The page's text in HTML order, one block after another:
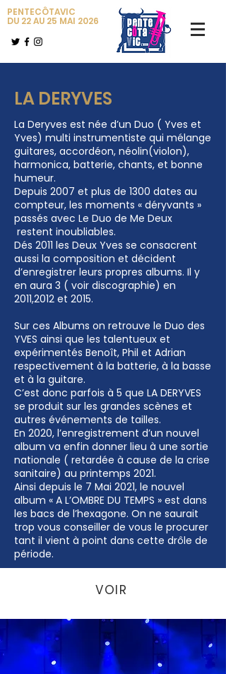
PENTECÔTAVIC
DU 22 AU 25 MAI 2026
LA DERYVES
La Deryves est née d’un Duo ( Yves et
Yves) multi instrumentiste qui mélange
guitares, accordéon, néolin(violon),
harmonica, batterie, chants, et bonne
humeur.
Depuis 2007 et plus de 1300 dates au
compteur, les moments « déryvants »
passés avec Le Duo de Me Deux
restent inoubliables.
Dés 2011 les Deux Yves se consacrent
aussi la composition et décident
d’enregistrer leurs propres albums. Il y
en aura 3 ( voir discographie) en
2011,2012 et 2015.
Sur ces Albums on retrouve le Duo des
YVES ainsi que les talentueux et
expérimentés Benoît, Phil et Adrian
respectivement à la batterie, à la basse
et à la guitare.
C’est donc parfois à 5 que LA DERYVES
se produit sur les grandes scènes et
autres événements de tailles.
En 2020, l’enregistrement d’un nouvel
album va enfin donner lieu à une sortie
nationale ( retardée à cause de la crise
sanitaire) au printemps 2021.
Ainsi depuis le 7 Mai 2021, le nouvel
album « A L’OMBRE DU TEMPS » est dans
les bacs de l’hexagone. On ne saurait
trop vous conseiller de vous le procurer
tant il vient à point dans cette drôle de
période.
VOIR